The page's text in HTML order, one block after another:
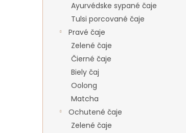
Ayurvédske sypané čaje
Tulsi porcované čaje
Pravé čaje
Zelené čaje
Čierné čaje
Biely čaj
Oolong
Matcha
Ochutené čaje
Zelené čaje